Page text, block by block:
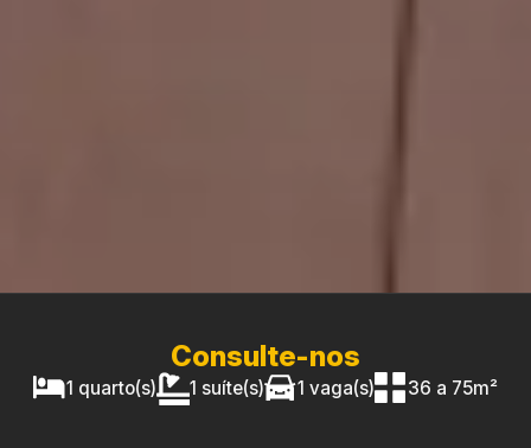
Consulte-nos
1 quarto(s) 1 suíte(s) 1 vaga(s) 36 a 75m²